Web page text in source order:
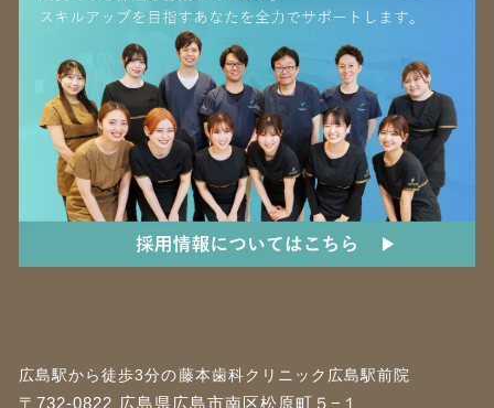
広島駅から徒歩3分の藤本歯科クリニック広島駅前院
〒732-0822 広島県広島市南区松原町５−１